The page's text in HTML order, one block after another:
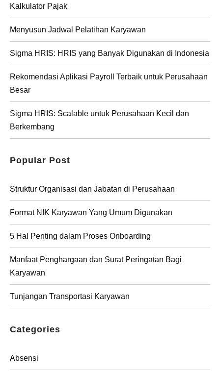
Kalkulator Pajak
Menyusun Jadwal Pelatihan Karyawan
Sigma HRIS: HRIS yang Banyak Digunakan di Indonesia
Rekomendasi Aplikasi Payroll Terbaik untuk Perusahaan
Besar
Sigma HRIS: Scalable untuk Perusahaan Kecil dan
Berkembang
Popular Post
Struktur Organisasi dan Jabatan di Perusahaan
Format NIK Karyawan Yang Umum Digunakan
5 Hal Penting dalam Proses Onboarding
Manfaat Penghargaan dan Surat Peringatan Bagi
Karyawan
Tunjangan Transportasi Karyawan
Categories
Absensi